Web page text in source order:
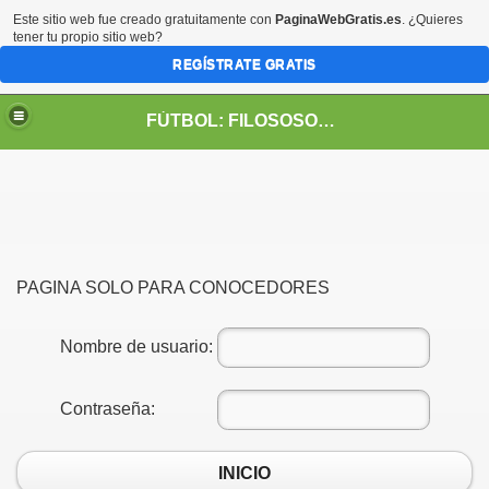
FÚTBOL: FILOSOSOFÍA DE VIDA
PAGINA SOLO PARA CONOCEDORES
Nombre de usuario:
Contraseña:
INICIO
Este sitio web fue creado gratuitamente con PaginaWebGratis.es. ¿Quieres
tener tu propio sitio web?
REGÍSTRATE GRATIS